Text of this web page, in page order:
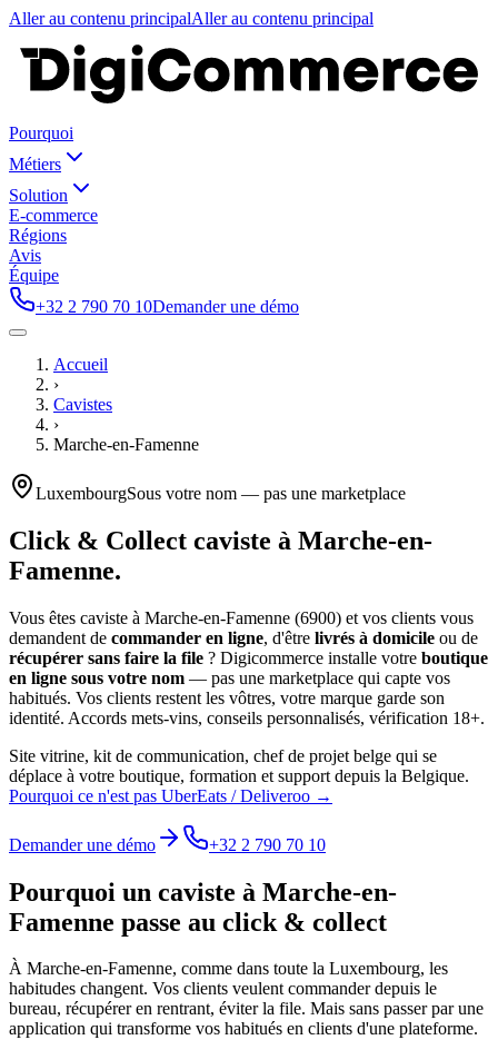
Aller au contenu principalAller au contenu principal
Pourquoi
Métiers
Solution
E-commerce
Régions
Avis
Équipe
+32 2 790 70 10Demander une démo
Accueil
›
Cavistes
›
Marche-en-Famenne
LuxembourgSous votre nom — pas une marketplace
Click & Collect caviste à Marche-en-
Famenne.
Vous êtes caviste à Marche-en-Famenne (6900) et vos clients vous
demandent de commander en ligne, d'être livrés à domicile ou de
récupérer sans faire la file ? Digicommerce installe votre boutique
en ligne sous votre nom — pas une marketplace qui capte vos
habitués. Vos clients restent les vôtres, votre marque garde son
identité. Accords mets-vins, conseils personnalisés, vérification 18+.
Site vitrine, kit de communication, chef de projet belge qui se
déplace à votre boutique, formation et support depuis la Belgique.
Pourquoi ce n'est pas UberEats / Deliveroo →
Demander une démo +32 2 790 70 10
Pourquoi un caviste à Marche-en-
Famenne passe au click & collect
À Marche-en-Famenne, comme dans toute la Luxembourg, les
habitudes changent. Vos clients veulent commander depuis le
bureau, récupérer en rentrant, éviter la file. Mais sans passer par une
application qui transforme vos habitués en clients d'une plateforme.